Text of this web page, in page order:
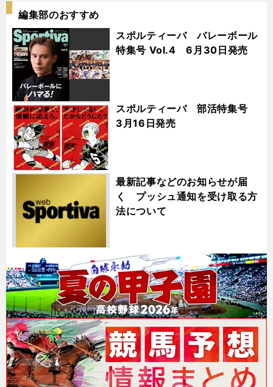
編集部のおすすめ
スポルティーバ バレーボール
特集号 Vol.4 6月30日発売
スポルティーバ 部活特集号
3月16日発売
最新記事などのお知らせが届
く プッシュ通知を受け取る方
法について